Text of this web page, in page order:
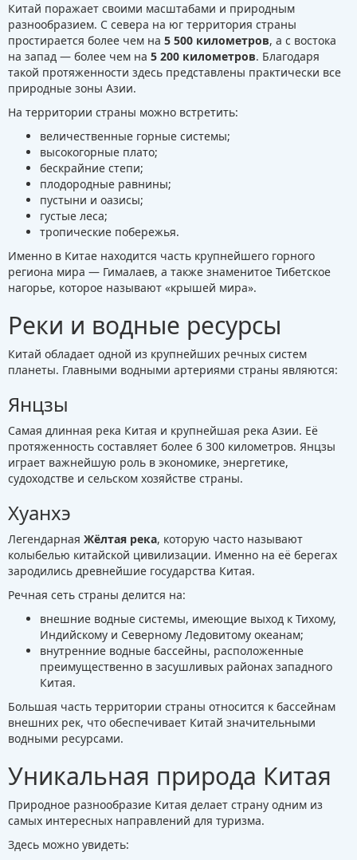
Китай поражает своими масштабами и природным
разнообразием. С севера на юг территория страны
простирается более чем на 5 500 километров, а с востока
на запад — более чем на 5 200 километров. Благодаря
такой протяженности здесь представлены практически все
природные зоны Азии.
На территории страны можно встретить:
величественные горные системы;
высокогорные плато;
бескрайние степи;
плодородные равнины;
пустыни и оазисы;
густые леса;
тропические побережья.
Именно в Китае находится часть крупнейшего горного
региона мира — Гималаев, а также знаменитое Тибетское
нагорье, которое называют «крышей мира».
Реки и водные ресурсы
Китай обладает одной из крупнейших речных систем
планеты. Главными водными артериями страны являются:
Янцзы
Самая длинная река Китая и крупнейшая река Азии. Её
протяженность составляет более 6 300 километров. Янцзы
играет важнейшую роль в экономике, энергетике,
судоходстве и сельском хозяйстве страны.
Хуанхэ
Легендарная Жёлтая река, которую часто называют
колыбелью китайской цивилизации. Именно на её берегах
зародились древнейшие государства Китая.
Речная сеть страны делится на:
внешние водные системы, имеющие выход к Тихому,
Индийскому и Северному Ледовитому океанам;
внутренние водные бассейны, расположенные
преимущественно в засушливых районах западного
Китая.
Большая часть территории страны относится к бассейнам
внешних рек, что обеспечивает Китай значительными
водными ресурсами.
Уникальная природа Китая
Природное разнообразие Китая делает страну одним из
самых интересных направлений для туризма.
Здесь можно увидеть: